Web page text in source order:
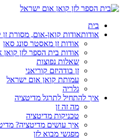
בית
אודותאודות קואן-אום, מסורת זן
אודות זן מאסטר סונג סאן
אודות בית הספר לזן קואן
שאלות נפוצות
זן בודהיזם קוריאני
עמותת קואן אום ישראל
גלריה
איך להתחיל לתרגל מדיטציה
מה זה זן
טכניקות מדיטציה
איך עושים מדיטציה?
מפגשי מבוא לזן